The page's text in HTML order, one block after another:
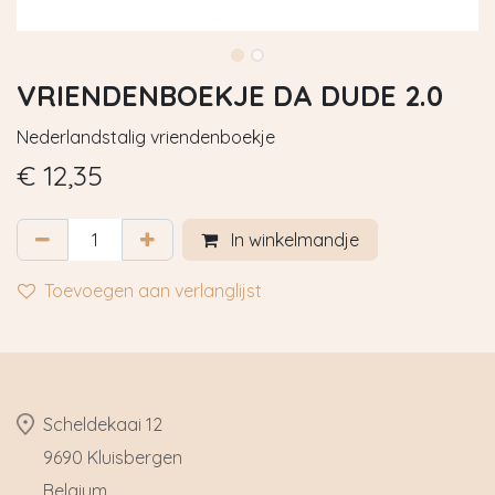
VRIENDENBOEKJE DA DUDE 2.0
Nederlandstalig vriendenboekje
€ 12,35
In winkelmandje
Toevoegen aan verlanglijst
​Scheldekaai 12
9690 Kluisbergen
​Belgium